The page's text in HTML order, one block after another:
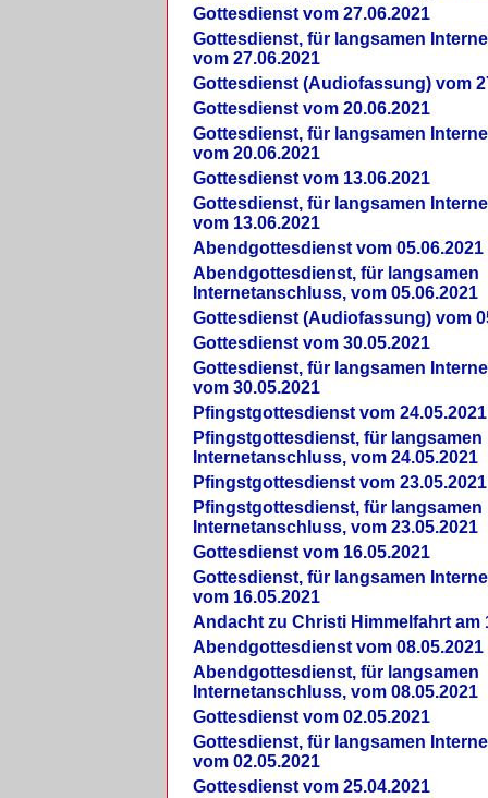
Gottesdienst vom 27.06.2021
Gottesdienst, für langsamen
vom 27.06.2021
Gottesdienst (Audiofassung) vom
Gottesdienst vom 20.06.2021
Gottesdienst, für langsamen
vom 20.06.2021
Gottesdienst vom 13.06.2021
Gottesdienst, für langsamen
vom 13.06.2021
Abendgottesdienst vom 05.06.2021
Abendgottesdienst, für langsamen
Internetanschluss, vom 05.06.2021
Gottesdienst (Audiofassung) vom
Gottesdienst vom 30.05.2021
Gottesdienst, für langsamen
vom 30.05.2021
Pfingstgottesdienst vom 24.05.2021
Pfingstgottesdienst, für langsamen
Internetanschluss, vom 24.05.2021
Pfingstgottesdienst vom 23.05.2021
Pfingstgottesdienst, für langsamen
Internetanschluss, vom 23.05.2021
Gottesdienst vom 16.05.2021
Gottesdienst, für langsamen
vom 16.05.2021
Andacht zu Christi Himmelfahrt am
Abendgottesdienst vom 08.05.2021
Abendgottesdienst, für langsamen
Internetanschluss, vom 08.05.2021
Gottesdienst vom 02.05.2021
Gottesdienst, für langsamen
vom 02.05.2021
Gottesdienst vom 25.04.2021